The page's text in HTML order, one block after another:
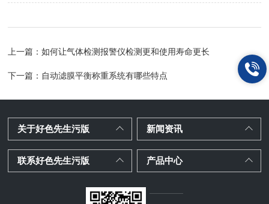
上一篇：如何让气体检测报警仪检测更和使用寿命更长
下一篇： 自动滤膜平衡称重系统有哪些特点
关于好色先生污版 新闻资讯
联系好色先生污版 产品中心